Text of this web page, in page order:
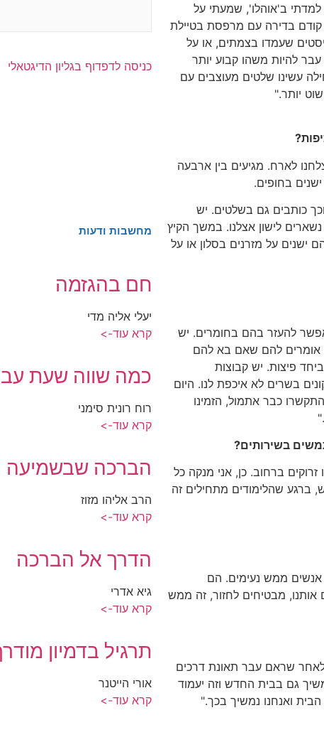
למדתי ב'אוהלו', שמעתי על
קודם בדירה עם מרפסת בטיילת
שעמדו בצמתים, או על
עבר להיות משהו קבוע יותר
עשינו שלטים מעוצבים עם
יותר."
לארח. מגיעים בין ארבעה
בחופים.
כותבים גם בשלטים. יש
לישון אצלנו. במשך הקיץ
כל ערב כמעט, תיכוניסטים עד גיל 20, הם ישנים על מזרנים בסלון או על
להעזר בהם בחומרים. יש
אומרים להם שאם בא להם
פיצות. יש קבוצות
בשרים לא איכפת לנו. היום
כבר אתמול, הזמינו
בשירותים?
ברחוב. כן, אני מנקה כל
ברגע שהלימודים מתחילים זה
אנשים ממש נעימים. הם
אותנו, מבטיחים לחזור, זה ממש
שראם עבר תאונת דרכים
גם בבית החדש וזה יעמוד
ואנחנו נמשיך בכך."
כניסה לדפדוף בגליון הדיגטאלי
מחשבות ודעות
חם בהגזמה
יעלי אליה מדי
קרא עוד->
כמה שווה שעת
רוח רונית סימני
קרא עוד->
הברכה שבשמיעה
הרב אליהו מזוז
קרא עוד->
הדרך אל הברכה
גיא אדרי
קרא עוד->
תרגיל בדמיון
אורי הייטנר
קרא עוד->